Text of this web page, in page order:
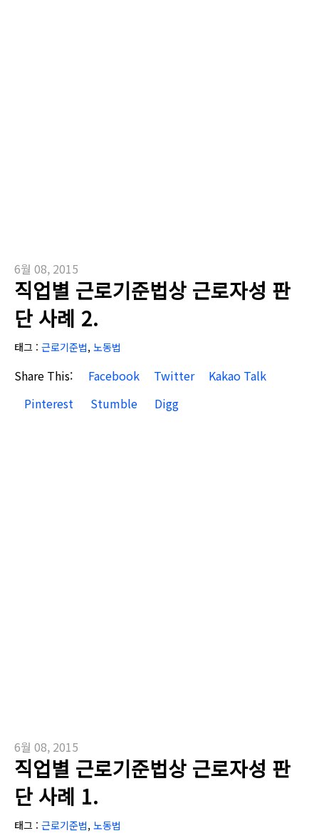
6월 08, 2015
직업별 근로기준법상 근로자성 판
단 사례 2.
태그 : 근로기준법, 노동법
Share This: Facebook Twitter
Kakao Talk
Pinterest
Stumble Digg
6월 08, 2015
직업별 근로기준법상 근로자성 판
단 사례 1.
태그 : 근로기준법, 노동법